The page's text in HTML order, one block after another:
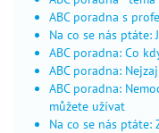
ABC poradna s
Na co se nás
ABC poradna: Co
ABC poradna:
ABC poradna:
můžete užívat
Na co se nás ptáte: